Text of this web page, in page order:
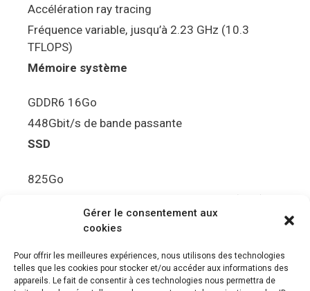
Gérer le consentement aux
cookies
Pour offrir les meilleures expériences, nous utilisons des technologies
telles que les cookies pour stocker et/ou accéder aux informations des
appareils. Le fait de consentir à ces technologies nous permettra de
Accélération ray tracing
Fréquence variable, jusqu’à 2.23 GHz (10.3
TFLOPS)
Mémoire système
GDDR6 16Go
448Gbit/s de bande passante
SSD
825Go
5.5Gbit/s de bande passante en lecture (Brut)
Disque de jeu PS5
Ultra HD Blu-ray™, jusqu’à 100Go/disque
Sortie vidéo